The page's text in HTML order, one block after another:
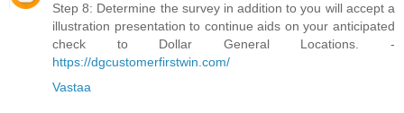
Step 8: Determine the survey in addition to you will accept a
illustration presentation to continue aids on your anticipated
check to Dollar General Locations. -
https://dgcustomerfirstwin.com/
Vastaa